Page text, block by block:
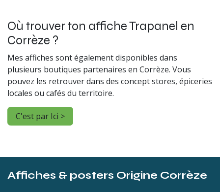
Où trouver ton affiche Trapanel en
Corrèze ?
Mes affiches sont également disponibles dans
plusieurs boutiques partenaires en Corrèze. Vous
pouvez les retrouver dans des concept stores, épiceries
locales ou cafés du territoire.
C'est par Ici >
Affiches & posters Origine Corrèze